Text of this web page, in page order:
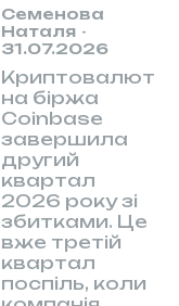
Семенова
Наталя -
31.07.2026
Криптовалют
на біржа
Coinbase
завершила
другий
квартал
2026 року зі
збитками. Це
вже третій
квартал
поспіль, коли